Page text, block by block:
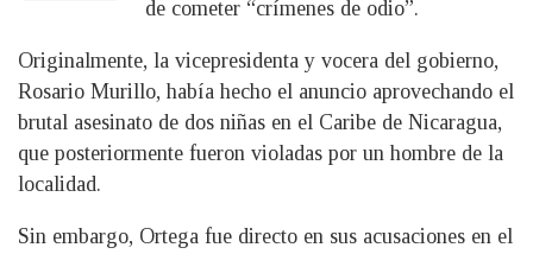
de cometer “crímenes de odio”.
Originalmente, la vicepresidenta y vocera del gobierno,
Rosario Murillo, había hecho el anuncio aprovechando el
brutal asesinato de dos niñas en el Caribe de Nicaragua,
que posteriormente fueron violadas por un hombre de la
localidad.
Sin embargo, Ortega fue directo en sus acusaciones en el